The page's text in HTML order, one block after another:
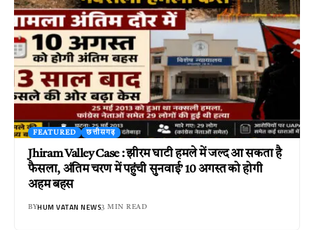
FEATURED छत्तीसगढ़
Jhiram Valley Case : झीरम घाटी हमले में जल्द आ सकता है
फैसला, अंतिम चरण में पहुंची सुनवाई’ 10 अगस्त को होगी
अहम बहस
BYHUM VATAN NEWS3 MIN READ